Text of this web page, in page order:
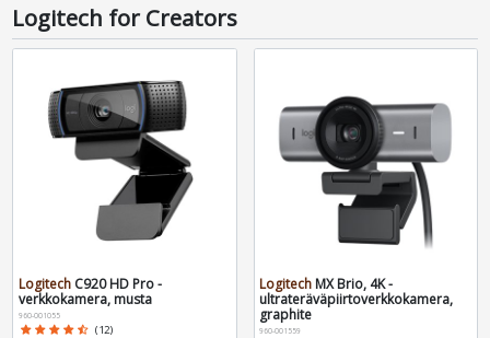
Logitech for Creators
Logitech C920 HD Pro -
verkkokamera, musta
960-001055
star star star star star_half (12)
Logitech MX Brio, 4K -
ultrateräväpiirtoverkkokamera,
graphite
960-001559